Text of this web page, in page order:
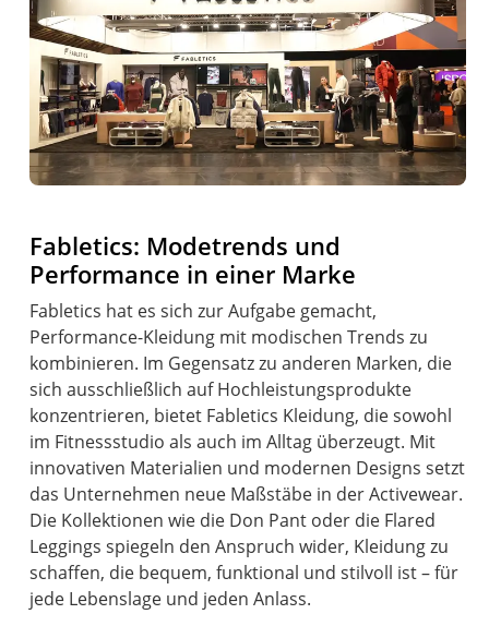
Fabletics: Modetrends und
Performance in einer Marke
Fabletics hat es sich zur Aufgabe gemacht,
Performance-Kleidung mit modischen Trends zu
kombinieren. Im Gegensatz zu anderen Marken, die
sich ausschließlich auf Hochleistungsprodukte
konzentrieren, bietet Fabletics Kleidung, die sowohl
im Fitnessstudio als auch im Alltag überzeugt. Mit
innovativen Materialien und modernen Designs setzt
das Unternehmen neue Maßstäbe in der Activewear.
Die Kollektionen wie die Don Pant oder die Flared
Leggings spiegeln den Anspruch wider, Kleidung zu
schaffen, die bequem, funktional und stilvoll ist – für
jede Lebenslage und jeden Anlass.